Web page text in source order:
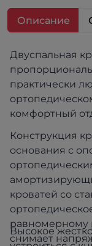
Описание
Двуспальная
практически
комфортный
Конструкция
основания с
кроватей со
равномерному
снимает
Высокое